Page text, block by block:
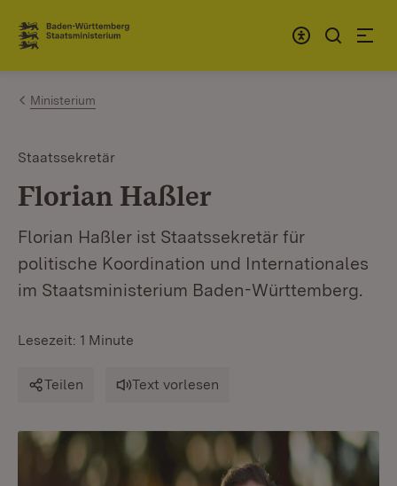
Zum Inhalt springen
Link zur Startseite
Ministerium
Staatssekretär
Florian Haßler
Florian Haßler ist Staatssekretär für
politische Koordination und Internationales
im Staatsministerium Baden-Württemberg.
Lesezeit: 1 Minute
Teilen Text vorlesen